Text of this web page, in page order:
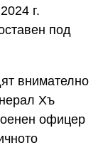
г.
под
внимателно
Хъ
офицер